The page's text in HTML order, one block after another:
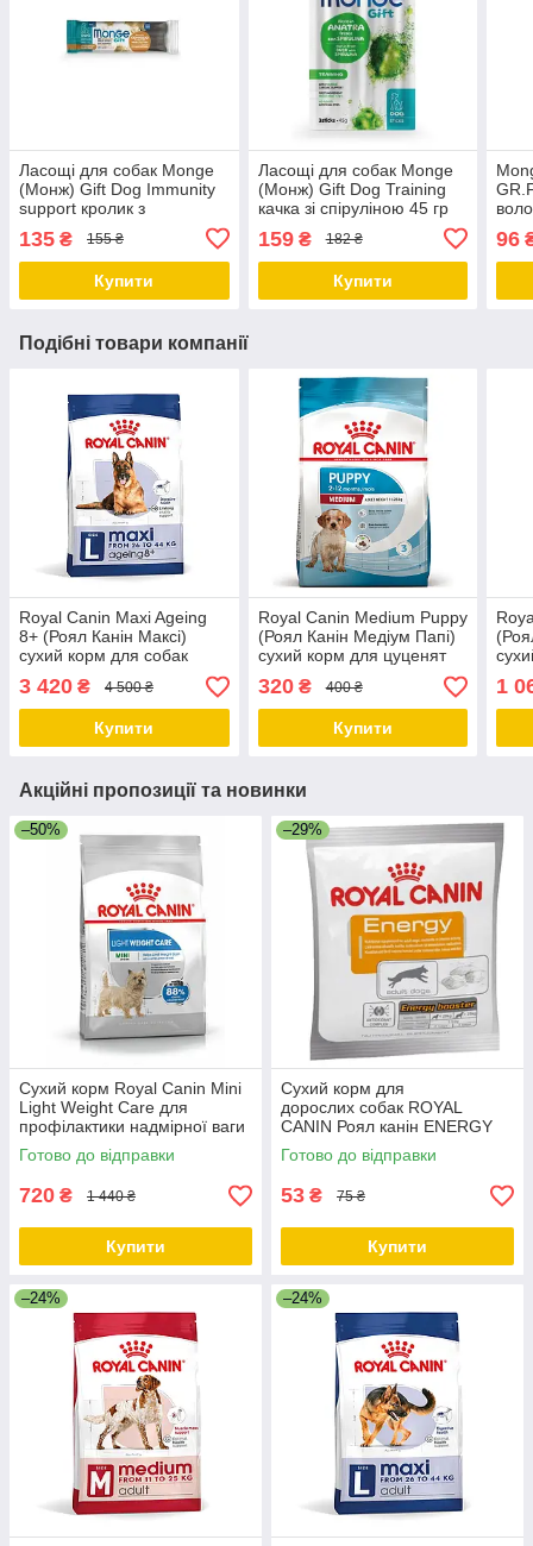
Ласощі для собак Monge
(Монж) Gift Dog Immunity
support кролик з
135 ₴ 155 ₴
Купити
Ласощі для собак Monge
(Монж) Gift Dog Training
качка зі спіруліною 45 гр
159₴ 182 ₴
Купити
96
Подібні товари компанії
Royal Canin Maxi Ageing
8+ (Роял Канін Максі)
сухий корм для собак
великих порід від 8 років,
15 КГ
3 420 ₴ 4 500 ₴
Купити
Royal Canin Medium Puppy
(Роял Канін Медіум Папі)
сухий корм для цуценят
порід середніх розмірів, 1
КГ
320₴ 400 ₴
Купити
КГ
1
Акційні пропозиції та новинки
–50%
Сухий корм Royal Canin Mini
Light Weight Care для
профілактики надмірної ваги
у собак дрібних порід 3 кг
(термін до 03.06.2026)
Готово до відправки
720 ₴ 1 440 ₴
Купити
–29%
Сухий корм для
дорослих собак ROYAL
CANIN Роял канін ENERGY
50 гр термін до 09.2026
Готово до відправки
53 ₴ 75 ₴
Купити
–24% –24%